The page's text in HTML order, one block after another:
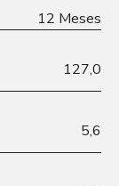
12 Meses
127,0
5,6